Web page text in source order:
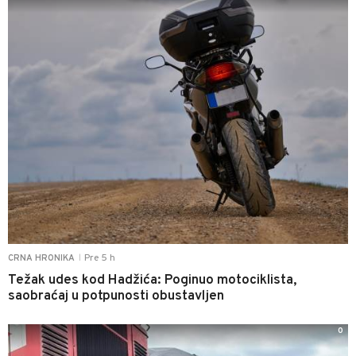
CRNA HRONIKA Pre 5 h
Težak udes kod Hadžića: Poginuo motociklista,
saobraćaj u potpunosti obustavljen
0